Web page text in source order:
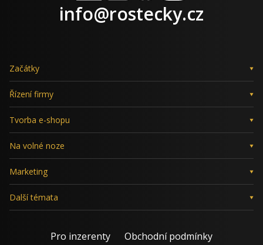
LinkedIn
X FacebookInstagram
info@rostecky.cz
Začátky
Řízení firmy
Tvorba e-shopu
Na volné noze
Marketing
Další témata
Pro inzerenty Obchodní podmínky